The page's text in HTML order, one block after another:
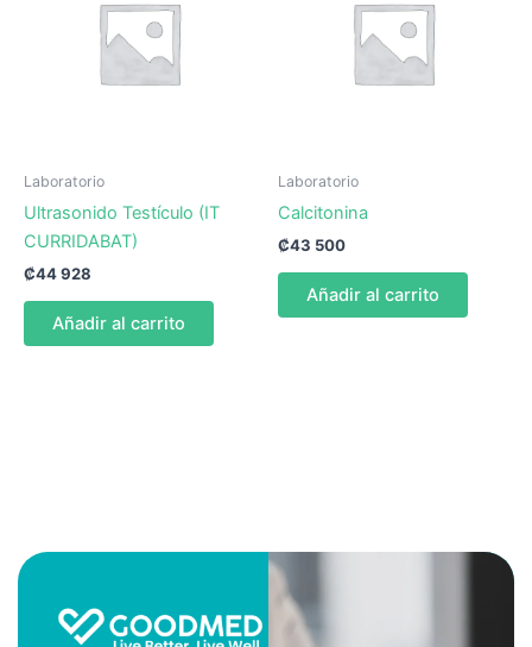
Laboratorio
Ultrasonido Testículo (IT
CURRIDABAT)
₡44 928
Añadir al carrito
Laboratorio
Calcitonina
₡43 500
Añadir al carrito